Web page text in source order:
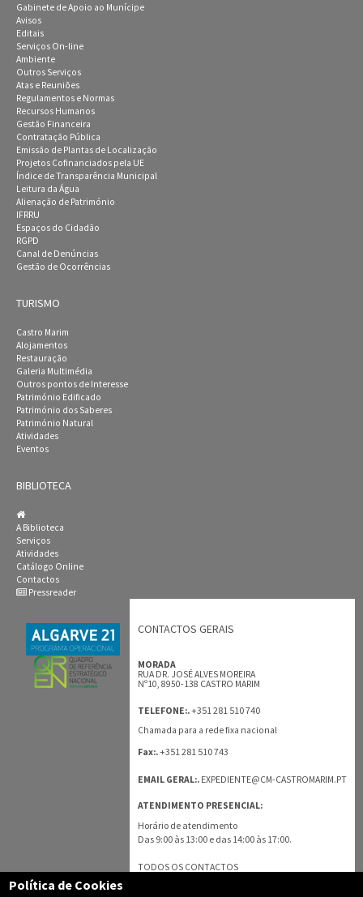
Gabinete de Apoio ao Munícipe
Avisos
Editais
Serviços On-line
Ambiente
Outros Serviços
Atas e Reuniões
Regulamentos e Normas
Recursos Humanos
Gestão Financeira
Contratação Pública
Emissão de Plantas de Localização
Projetos Cofinanciados pela UE
Índice de Transparência Municipal
Leitura da Água
Alienação de Património
IFRRU
Espaços do Cidadão
RGPD
Canal de Denúncias
Gestão de Ocorrências
TURISMO
Castro Marim
Alojamentos
Restauração
Galeria Multimédia
Outros pontos de Interesse
Património Edificado
Património dos Saberes
Património Natural
Atividades
Eventos
BIBLIOTECA
A Biblioteca
Serviços
Atividades
Catálogo Online
Contactos
Pressreader
CONTACTOS GERAIS
MORADA
RUA DR. JOSÉ ALVES MOREIRA
Nº10, 8950-138 CASTRO MARIM
TELEFONE:.+351 281 510 740
Chamada para a rede fixa nacional
Fax:.+351 281 510 743
EMAIL GERAL:. EXPEDIENTE@CM-CASTROMARIM.PT
ATENDIMENTO PRESENCIAL:
Horário de atendimento
Das 9:00 às 13:00 e das 14:00 às 17:00.
TODOS OS CONTACTOS
Política de Cookies